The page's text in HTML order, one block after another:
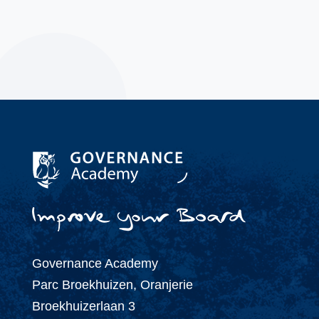
Governance Academy
Parc Broekhuizen, Oranjerie
Broekhuizerlaan 3